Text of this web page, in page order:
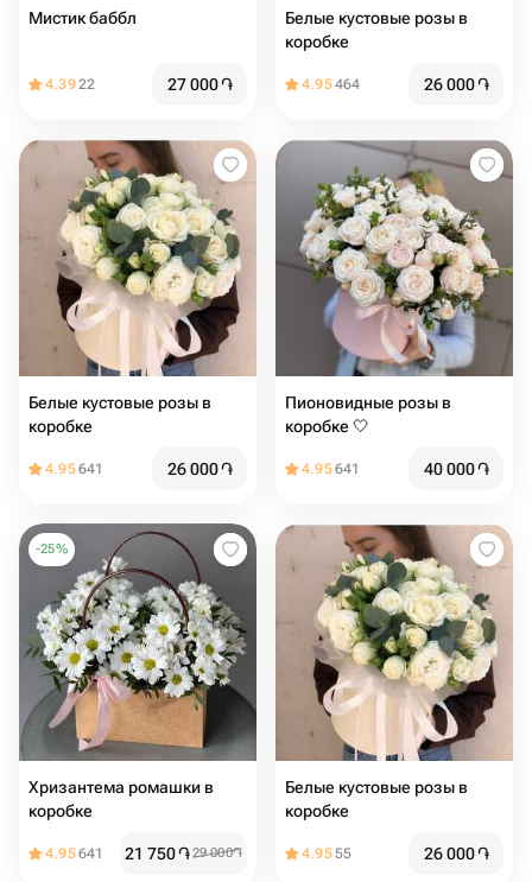
Мистик баббл
4.3922 27 000֏
Белые кустовые розы в
коробке
4.95464 26 000֏
Белые кустовые розы в
коробке
4.95641 26 000֏
Пионовидные розы в
коробке 🤍
4.95641 40 000֏
-25%
Хризантема ромашки в
коробке
4.95641 21 750֏29 000֏
Белые кустовые розы в
коробке
4.9555 26 000֏